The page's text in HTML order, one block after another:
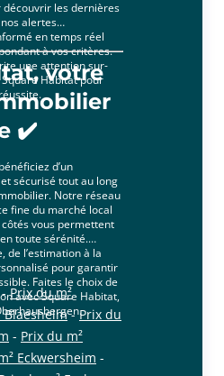
les dernières
alertes
en temps réel
à vos critères.
une attention sur-
Habitat pour
votre
✔️
d’un
sécurisé tout au long
Notre réseau
fine du marché local
vous permettent
toute sérénité.
de l’estimation à la
pour garantir
Faites le choix de
avec Square Habitat,
Prix du m²
Blaesheim-Prix du
- Prix du m²
Eckwersheim -